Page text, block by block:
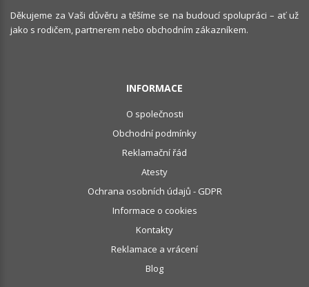
Děkujeme za Vaši důvěru a těšíme se na budoucí spolupráci – ať už
jako s rodičem, partnerem nebo obchodním zákazníkem.
INFORMACE
O společnosti
Obchodní podmínky
Reklamační řád
Atesty
Ochrana osobních údajů - GDPR
Informace o cookies
Kontakty
Reklamace a vrácení
Blog